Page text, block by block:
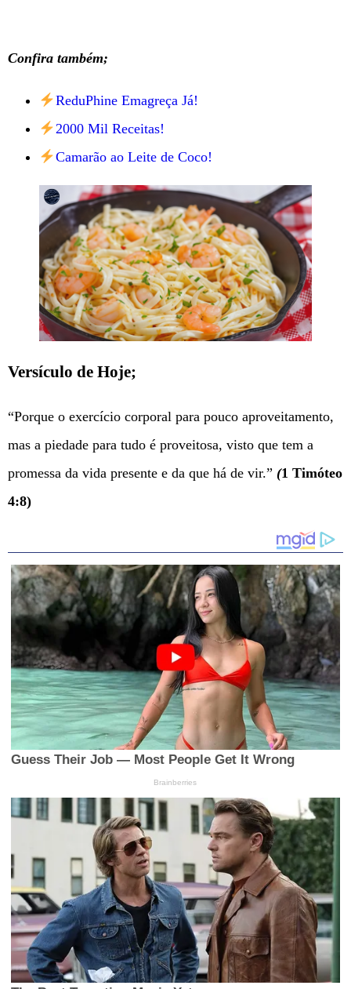
Confira também;
ReduPhine Emagreça Já!
2000 Mil Receitas!
Camarão ao Leite de Coco!
Versículo de Hoje;
“Porque o exercício corporal para pouco aproveitamento,
mas a piedade para tudo é proveitosa, visto que tem a
promessa da vida presente e da que há de vir.” (1 Timóteo
4:8)